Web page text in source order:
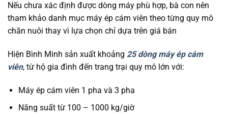
Nếu chưa xác định được dòng máy phù hợp, bà con nên
tham khảo danh mục máy ép cám viên theo từng quy mô
chăn nuôi thay vì lựa chọn chỉ dựa trên giá bán
Hiện Bình Minh sản xuất khoảng 25 dòng máy ép cám
viên, từ hộ gia đình đến trang trại quy mô lớn với:
Máy ép cám viên 1 pha và 3 pha
Năng suất từ 100 – 1000 kg/giờ